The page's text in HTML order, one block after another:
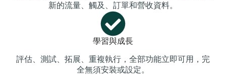
新的流量、觸及、訂單和營收資料。
學習與成長
評估、測試、拓展、重複執行，全部功能立即可用，完
全無須安裝或設定。